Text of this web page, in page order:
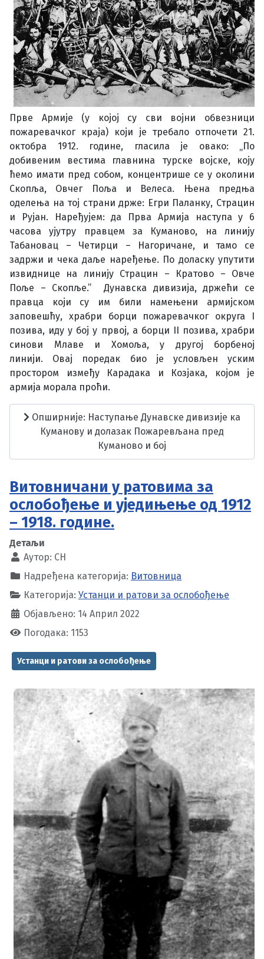
Прве Армије (у којој су сви војни обвезници
пожаревачког краја) који је требало отпочети 21.
октобра 1912. године, гласила је овако: „По
добивеним вестима главнина турске војске, коју
ћемо имати пред собом, концентрише се у околини
Скопља, Овчег Поља и Велеса. Њена предња
оделења на тој страни држе: Егри Паланку, Страцин
и Рујан. Наређујем: да Прва Армија наступа у 6
часова ујутру правцем за Куманово, на линију
Табановац – Четирци – Нагоричане, и тамо се
задржи и чека даље наређење. По доласку упутити
извиднице на линију Страцин – Кратово – Овче
Поље – Скопље.” Дунавска дивизија, држећи се
правца који су им били намењени армијском
заповешћу, храбри борци пожаревачког округа I
позива, иду у бој у првој, а борци II позива, храбри
синови Млаве и Хомоља, у другој борбеној
линији. Овај поредак био је условљен уским
простором између Карадака и Козјака, којом је
армија морала проћи.
Опширније: Наступање Дунавске дивизије ка
Куманову и долазак Пожаревљана пред
Куманово и бој
Витовничани у ратовима за
ослобођење и уједињење од 1912
– 1918. године.
Детаљи
Аутор: CH
Надређена категорија: Витовница
Категорија: Устанци и ратови за ослобођење
Објављено: 14 Април 2022
Погодака: 1153
Устанци и ратови за ослобођење